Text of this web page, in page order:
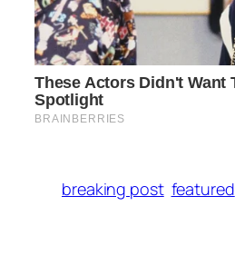
breaking post featured